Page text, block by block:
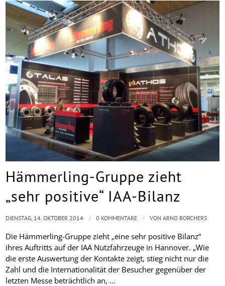
Hämmerling-Gruppe zieht
„sehr positive“ IAA-Bilanz
Die Hämmerling-Gruppe zieht „eine sehr positive Bilanz“
ihres Auftritts auf der IAA Nutzfahrzeuge in Hannover. „Wie
die erste Auswertung der Kontakte zeigt, stieg nicht nur die
Zahl und die Internationalität der Besucher gegenüber der
letzten Messe beträchtlich an, …
DIENSTAG, 14. OKTOBER 2014 / 0 KOMMENTARE / VONARNO BORCHERS